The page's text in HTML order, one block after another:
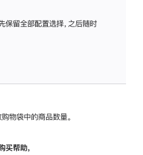
保留全部配置选择，之后随时
物袋中的商品数量。
买帮助，